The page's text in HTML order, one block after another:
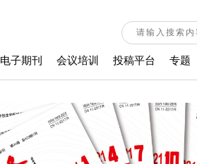
电子期刊 会议培训 投稿平台 专题